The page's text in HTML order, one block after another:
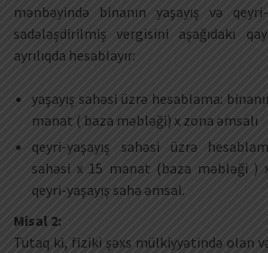
mənbəyində binanın yaşayış və
sadələşdirilmiş vergisini aşağıdakı
ayrılıqda hesablayır:
yaşayış sahəsi üzrə hesablama:
manat ( baza məbləği) x zona əmsalı
qeyri-yaşayış sahəsi üzrə
sahəsi x 15 manat (baza məbləği )
qeyri-yaşayış sahə əmsal.
Misal 2:
Tutaq ki, fiziki şəxs mülkiyyətində olan